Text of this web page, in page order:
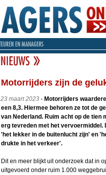
Motorrijders zijn de
23 maart 2023- Motorrijders
een 8,3. Hiermee behoren ze tot de
van Nederland. Ruim acht op de tien
erg tevreden met het vervoermiddel.
'het lekker in de buitenlucht zijn' en
drukte in het verkeer'.
Dit en meer blijkt uit onderzoek dat in
uitgevoerd onder ruim 1.000